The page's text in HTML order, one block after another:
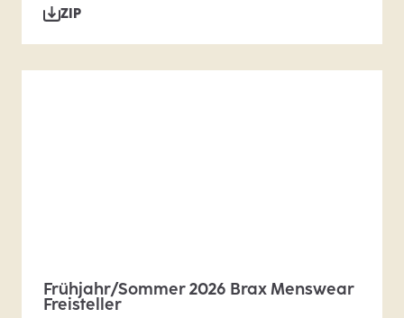
ZIP
Frühjahr/Sommer 2026 Brax Menswear
Freisteller